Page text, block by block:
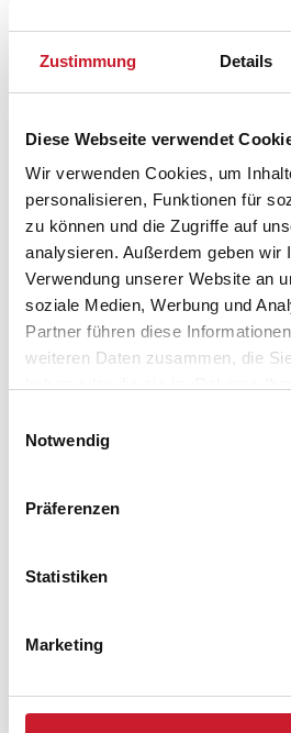
Zustimmung Details
Diese Webseite verwendet
Wir verwenden Cookies, um
personalisieren, Funktionen für
zu können und die Zugriffe auf
analysieren. Außerdem geben wir
Verwendung unserer Website an
soziale Medien, Werbung und
Partner führen diese
weiteren Daten zusammen, die
Notwendig
Präferenzen
Statistiken
Marketing
Aussenbereich
Gartenmöbel
Naturgrundstück
Grill
Gasgrill
Liegestuhl
Sonnenschirm
Terrasse: 1
offen
Terrasse, überdacht
Sonstiges
Besonderheiten
Fußbodenheizung
Wohnbereich
Freitag
Luft-Wasser